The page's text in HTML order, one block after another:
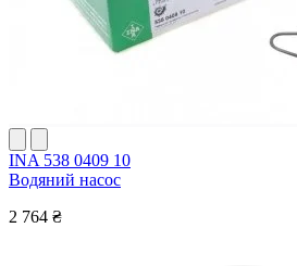
INA 538 0409 10
Водяний насос
2 764 ₴